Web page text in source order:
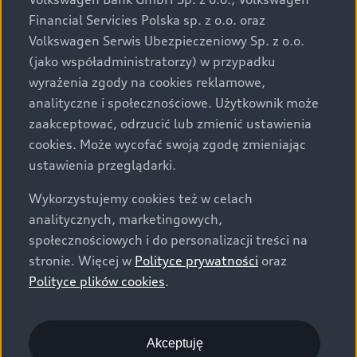
za dopłatą. Wiążące ustalenie ceny, wyposażenia i
specyfikacji pojazdu następują w umowie sprzedaży, a
określenie parametrów technicznych zawiera
świadectwo homologacji typu pojazdu. Zastrzegamy
sobie prawo do zmian i pomyłek. Wszelkie informacje
prezentowane na stronie są aktualne na dzień ich
zamieszczania. W celu uzyskania najnowszych
informacji prosimy kontaktować się z Partnerem Marki
Audi.
Wszystkie produkowane obecnie samochody marki Audi
są wykonywane z materiałów spełniających pod
względem możliwości odzysku i recyklingu wymagania
określone w normie ISO 22628 i są zgodne z
europejskimi świadectwami homologacji wydanymi wg
o.o. podlega obowiązkowi zapewnienia wszystkim
użytkownikom samochodów marki Volkswagen sieci
Financial Servicies Polska sp. z o.o. oraz
Volkswagen Serwis Ubezpieczeniowy Sp. z o.o.
(jako współadministratorzy) w przypadku
wyrażenia zgody na cookies reklamowe,
analityczne i społecznościowe. Użytkownik może
zaakceptować, odrzucić lub zmienić ustawienia
cookies. Może wycofać swoją zgodę zmieniając
ustawienia przeglądarki.
Wykorzystujemy cookies też w celach
analitycznych, marketingowych,
społecznościowych i do personalizacji treści na
stronie. Więcej w Polityce prywatności oraz
Polityce plików cookies.
Akceptuję